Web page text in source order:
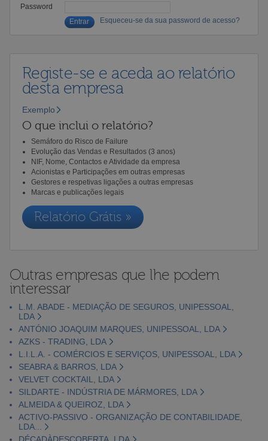
Password
Esqueceu-se da sua password de acesso?
Registe-se e aceda ao relatório
desta empresa
Exemplo
O que inclui o relatório?
Semáforo do Risco de Failure
Evolução das Vendas e Resultados (3 anos)
NIF, Nome, Contactos e Atividade da empresa
Acionistas e Participações em outras empresas
Gestores e respetivas ligações a outras empresas
Marcas e publicações legais
Relatório Grátis »
Outras empresas que lhe podem
interessar
L.M. ABADE - MEDIAÇÃO DE SEGUROS, UNIPESSOAL,
LDA
ANTÓNIO JOAQUIM MARQUES, UNIPESSOAL, LDA
AZKS - TRADING, LDA
L.I.L.A. - COMÉRCIOS E SERVIÇOS, UNIPESSOAL, LDA
SEABRA & BARROS, LDA
VELVET COCKTAIL, LDA
SILDARTE - INDÚSTRIA DE MÁRMORES, LDA
ALMEIDA & QUEIROZ, LDA
ACTIVO-PASSIVO - ORGANIZAÇÃO DE CONTABILIDADE,
LDA...